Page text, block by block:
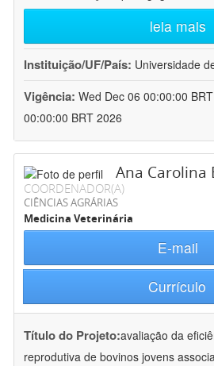
leia mais
Instituição/UF/País: Universidade
Vigência: Wed Dec 06 00:00:00
00:00:00 BRT 2026
Ana Carolina
COORDENADOR(A)
CIÊNCIAS AGRÁRIAS
Medicina Veterinária
E-mail
Currículo
Título do Projeto:avaliação da
reprodutiva de bovinos jovens